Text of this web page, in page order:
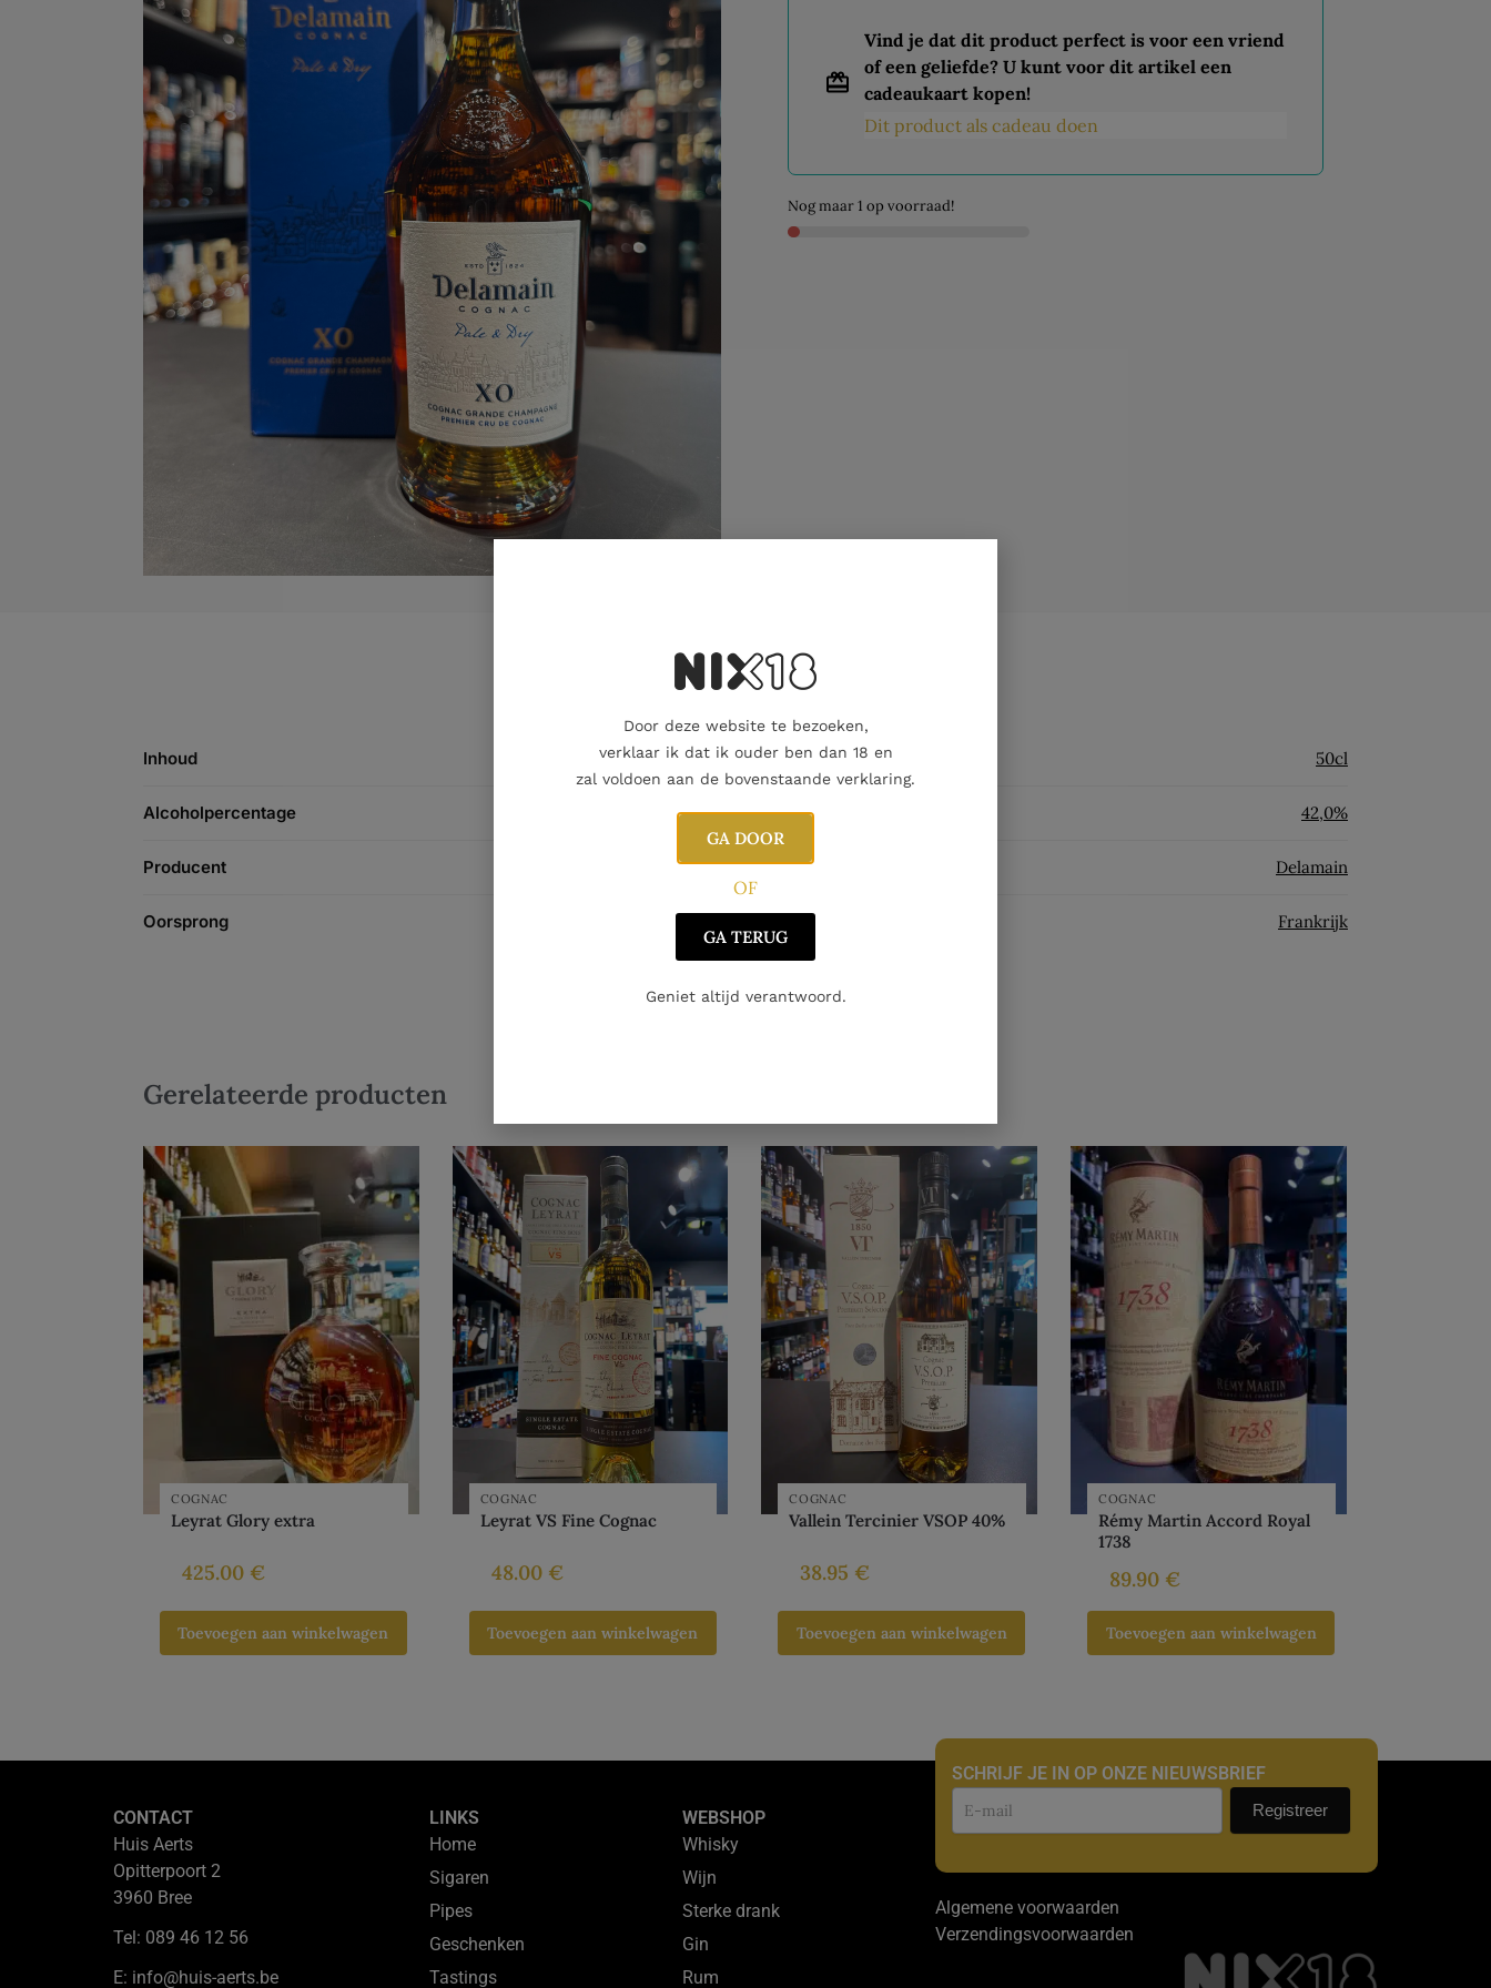
Vind je dat dit product perfect is voor een vriend
of een geliefde? U kunt voor dit artikel een
cadeaukaart kopen!
Dit product als cadeau doen
Nog maar 1 op voorraad!
Aanvullende informatie
Inhoud 50cl
Alcoholpercentage 42,0%
Producent Delamain
Oorsprong Frankrijk
Gerelateerde producten
COGNAC
Leyrat Glory extra
425.00 €
Toevoegen aan winkelwagen
COGNAC
Leyrat VS Fine Cognac
48.00 €
Toevoegen aan winkelwagen
COGNAC
Vallein Tercinier VSOP 40%
38.95 €
Toevoegen aan winkelwagen
COGNAC
Rémy Martin Accord Royal
1738
89.90 €
Toevoegen aan winkelwagen
CONTACT
Huis Aerts
Opitterpoort 2
3960 Bree
Tel: 089 46 12 56
E: info@huis-aerts.be
LINKS
Home
Sigaren
Pipes
Geschenken
Tastings
WEBSHOP
Whisky
Wijn
Sterke drank
Gin
Rum
SCHRIJF JE IN OP ONZE NIEUWSBRIEF
Nieuwsbrief Registreer
Algemene voorwaarden
Verzendingsvoorwaarden
Door deze website te bezoeken,
verklaar ik dat ik ouder ben dan 18 en
zal voldoen aan de bovenstaande verklaring.
GA DOOR
OF
GA TERUG
Geniet altijd verantwoord.